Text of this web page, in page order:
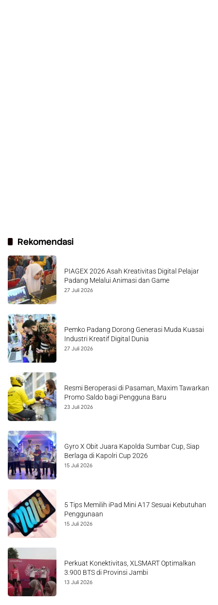
Rekomendasi
PIAGEX 2026 Asah Kreativitas Digital Pelajar
Padang Melalui Animasi dan Game
27 Juli 2026
Pemko Padang Dorong Generasi Muda Kuasai
Industri Kreatif Digital Dunia
27 Juli 2026
Resmi Beroperasi di Pasaman, Maxim Tawarkan
Promo Saldo bagi Pengguna Baru
23 Juli 2026
Gyro X Obit Juara Kapolda Sumbar Cup, Siap
Berlaga di Kapolri Cup 2026
15 Juli 2026
5 Tips Memilih iPad Mini A17 Sesuai Kebutuhan
Penggunaan
15 Juli 2026
Perkuat Konektivitas, XLSMART Optimalkan
3.900 BTS di Provinsi Jambi
13 Juli 2026